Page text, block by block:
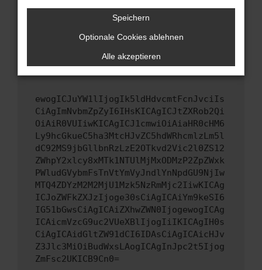
Wende dich an den Webseitenbetreiber.
Wenn du alle oben genannten Schritte versucht
hast, kontaktiere uns bitte. Wir werden
versuchen, das Problem zu beheben. Du kannst
uns diesen Text schicken, um uns bei der
ewogICJuYW1lIjogIk5ldHdvcmtFcnJvciIs
CiAgImNvbmZpZyI6IHsKICAgICJtZXRob2Qi
OiAiR0VUIiwKICAgICJ1cmwiOiAiaHR0cHM6
Ly9hcGkueC5ha3MtcHJvZC5hdWRhcmlzLm5l
dC92MS9jbGllbnRzLzE2OTkvd2Vic2l0ZS12
ZWhpY2xlcy8xMTk1NTUlMjMxODMzP2ZpZWxk
PWludGVybmFsTnVtYmVyJndlYnNpdGU9NjIw
MTQ4ZDYzM2M2MjU1Mzk5NzRmMjc2IiwKICAg
ICJoZWFkZXJzIjoge30sCiAgICAiYm9keSI6
IG51bGwsCiAgICAiZXhwZWN0IjogewogICAg
ICAicmVzcG9uc2VUeXBlIjogIiIKICAgIH0s
CiAgICAidGltZW91dCI6IDAsCiAgICAicHJv
Z3Jlc3MiOiBudWxsLAogICAgInJpc2t5Ijog
ZmFsc2UKICB9Cn0=
Speichern
Optionale Cookies ablehnen
Alle akzeptieren